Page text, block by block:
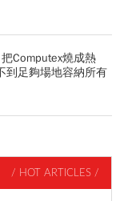
Computex燒成熱
到足夠場地容納所有
/ HOT ARTICLES /